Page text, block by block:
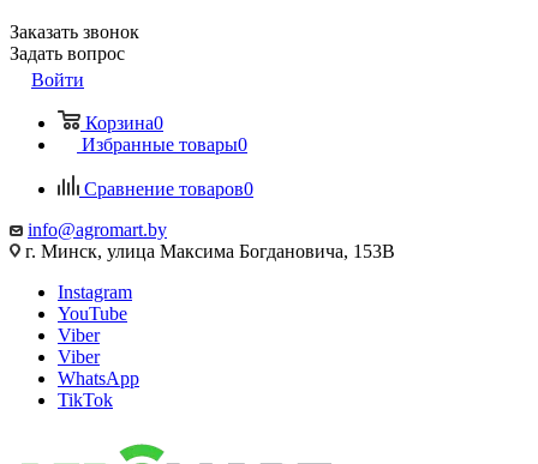
Заказать звонок
Задать вопрос
Войти
Корзина0
Избранные товары0
Сравнение товаров0
info@agromart.by
г. Минск, улица Максима Богдановича, 153В
Instagram
YouTube
Viber
Viber
WhatsApp
TikTok